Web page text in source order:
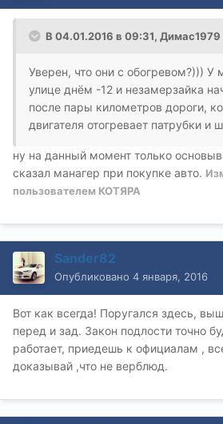
В 04.01.2016 в 09:31, Димас1979
Уверен, что они с обогревом?))) У
улице днём -12 и незамерзайка
после пары километров дороги,
двигателя отогревает патрубки и
ну на данный момент только
сказал манагер при покупке авто.
пользователем КОТЯРА
Sander82
Опубликовано 4 января, 2016
Вот как всегда! Поругался здесь,
перед и зад. Закон подлости точно
работает, приедешь к официалам ,
доказывай ,что не верблюд.